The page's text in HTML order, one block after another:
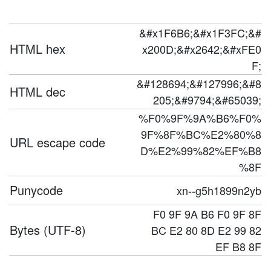
HTML hex
&#x1F6B6;&#x1F3FC;&#
x200D;&#x2642;&#xFE0
F;
HTML dec
&#128694;&#127996;&#8
205;&#9794;&#65039;
URL escape code
%F0%9F%9A%B6%F0%
9F%8F%BC%E2%80%8
D%E2%99%82%EF%B8
%8F
Punycode xn--g5h1899n2yb
Bytes (UTF-8)
F0 9F 9A B6 F0 9F 8F
BC E2 80 8D E2 99 82
EF B8 8F